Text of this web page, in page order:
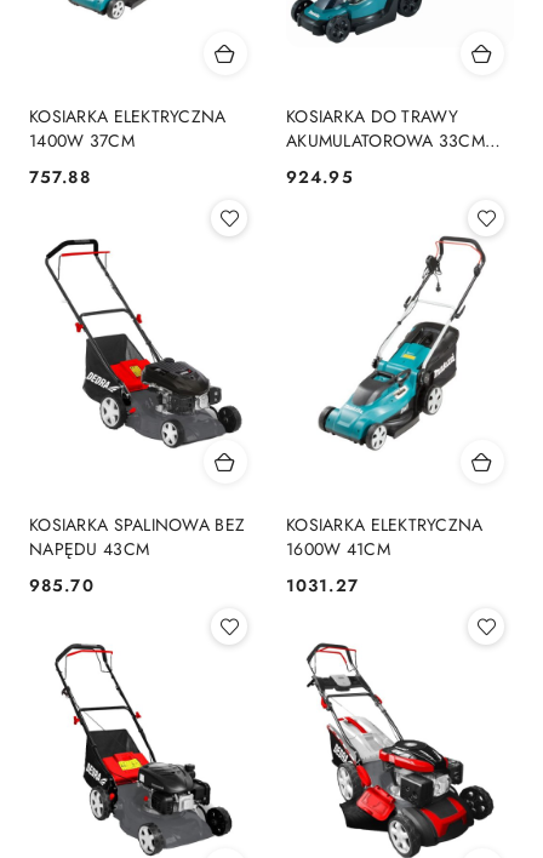
KOSIARKA ELEKTRYCZNA
1400W 37CM
Cena:
757.88
KOSIARKA DO TRAWY
AKUMULATOROWA 33CM
Cena:
924.95
KOSIARKA SPALINOWA BEZ
NAPĘDU 43CM
Cena:
985.70
KOSIARKA ELEKTRYCZNA
1600W 41CM
Cena:
1031.27